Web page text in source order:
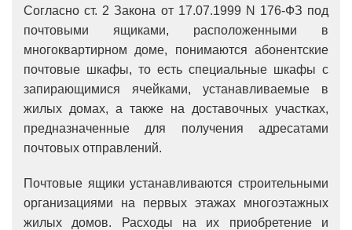
Согласно ст. 2 Закона от 17.07.1999 N 176-ФЗ под
почтовыми ящиками, расположенными в
многоквартирном доме, понимаются абонентские
почтовые шкафы, то есть специальные шкафы с
запирающимися ячейками, устанавливаемые в
жилых домах, а также на доставочных участках,
предназначенные для получения адресатами
почтовых отправлений.
Почтовые ящики устанавливаются строительными
организациями на первых этажах многоэтажных
жилых домов. Расходы на их приобретение и